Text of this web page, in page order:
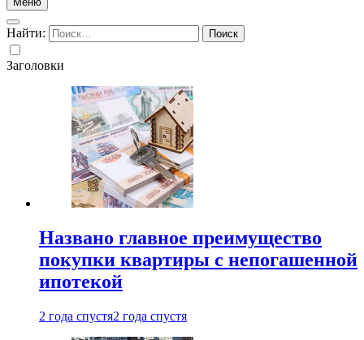
Найти:
Заголовки
Названо главное преимущество
покупки квартиры с непогашенной
ипотекой
2 года спустя2 года спустя